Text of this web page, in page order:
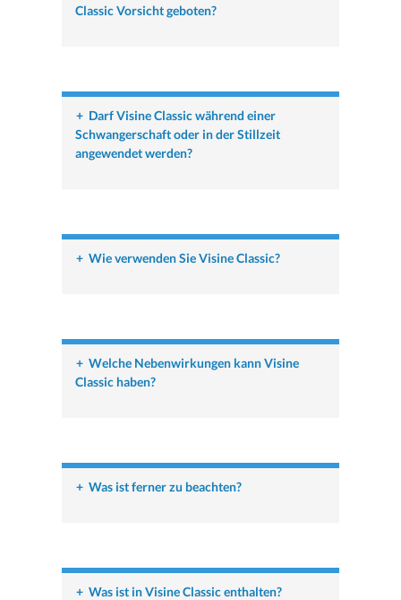
Classic Vorsicht geboten?
+ Darf Visine Classic während einer
Schwangerschaft oder in der Stillzeit
angewendet werden?
+ Wie verwenden Sie Visine Classic?
+ Welche Nebenwirkungen kann Visine
Classic haben?
+ Was ist ferner zu beachten?
+ Was ist in Visine Classic enthalten?